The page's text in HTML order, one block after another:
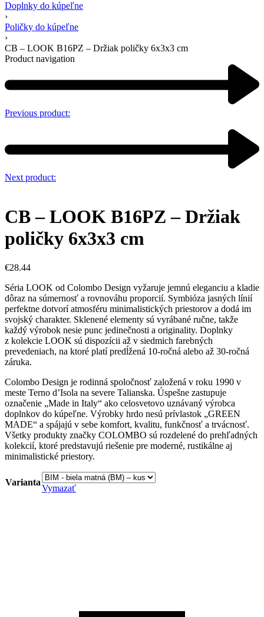
Doplnky do kúpeľne
›
Poličky do kúpeľne
›
CB – LOOK B16PZ – Držiak poličky 6x3x3 cm
Product navigation
Previous product:
Next product:
CB – LOOK B16PZ – Držiak
poličky 6x3x3 cm
€28.44
Séria LOOK od Colombo Design vyžaruje jemnú eleganciu a kladie
dôraz na súmernosť a rovnováhu proporcií. Symbióza jasných línií
perfektne dotvorí atmosféru minimalistických priestorov a dodá im
svojský charakter. Sklenené elementy sú vyrábané ručne, takže
každý výrobok nesie punc jedinečnosti a originality. Doplnky
z kolekcie LOOK sú dispozícii až v siedmich farebných
prevedeniach, na ktoré platí predĺžená 10-ročná alebo až 30-ročná
záruka.
Colombo Design je rodinná spoločnosť založená v roku 1990 v
meste Terno d’Isola na severe Talianska. Úspešne zastupuje
označenie „Made in Italy“ ako celosvetovo uznávaný výrobca
doplnkov do kúpeľne. Výrobky hrdo nesú prívlastok „GREEN
MADE“ a spájajú v sebe komfort, kvalitu, funkčnosť a trvácnosť.
Všetky produkty značky COLOMBO sú rozdelené do prehľadných
kolekcií, ktoré predstavujú riešenie pre moderné, rustikálne aj
minimalistické priestory.
Varianta
Vymazať